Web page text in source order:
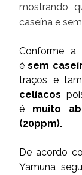
mostrando
caseína e
Conforme a
ésem
traços e
celíacos
é muito
(20ppm).
De acordo
Yamuna